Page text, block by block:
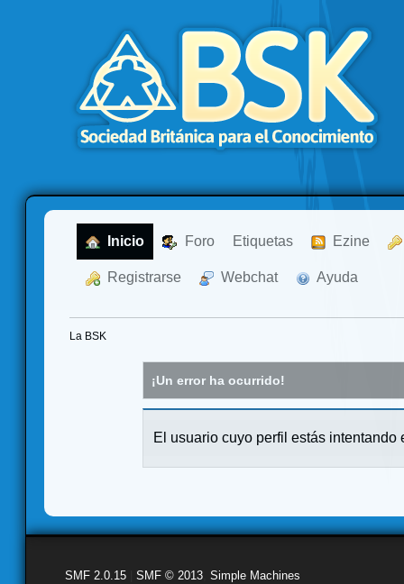
Inicio Foro Etiquetas Ezine
Registrarse Webchat Ayuda
La BSK
¡Un error ha ocurrido!
El usuario cuyo perfil estás intentando
SMF 2.0.15 SMF © 2013 Simple Machines